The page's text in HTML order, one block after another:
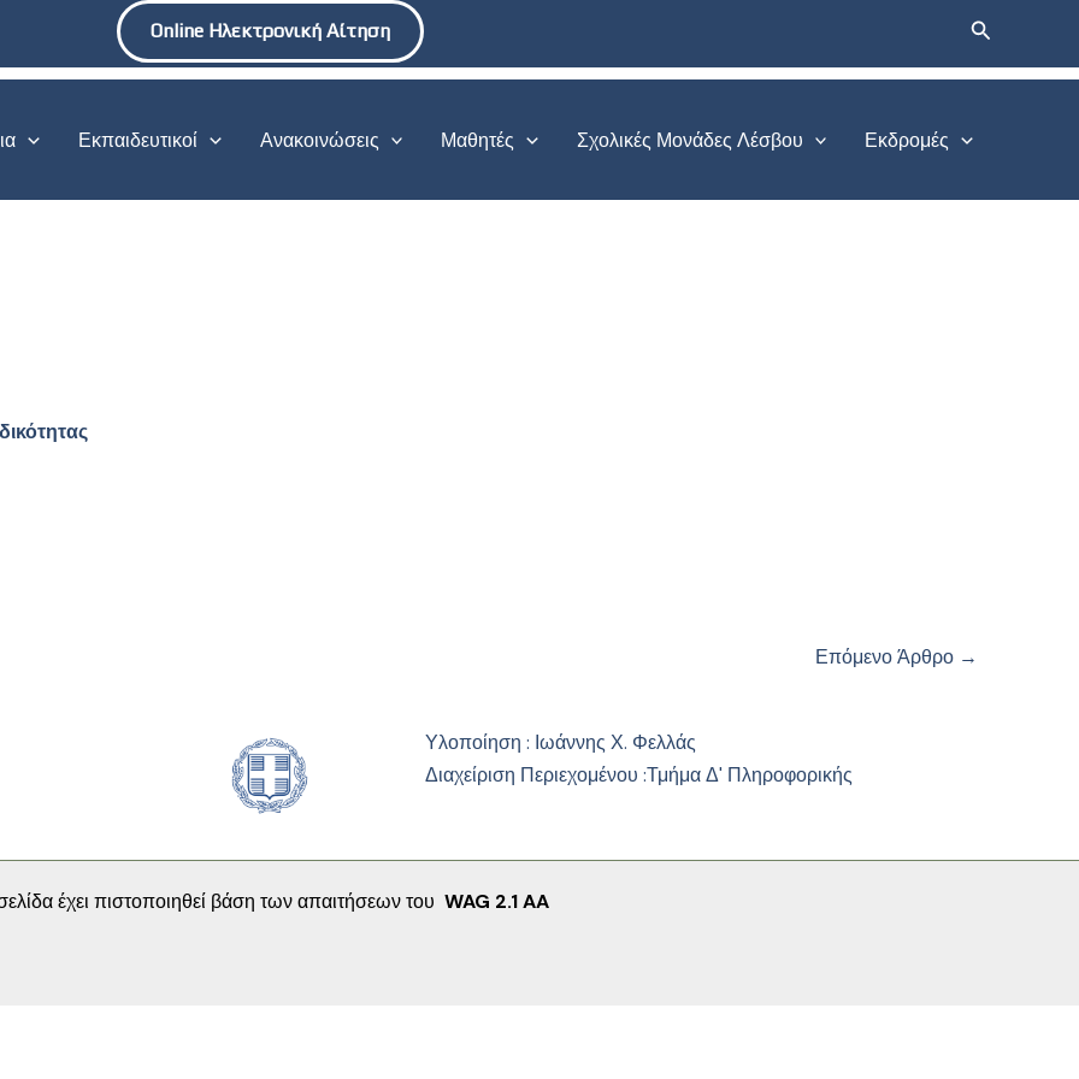
Online Ηλεκτρονική Αίτηση Αναζήτηση
Εκπαιδευτικοί Ανακοινώσεις Μαθητές Σχολικές Μονάδες Λέσβου Εκδρομές
Επόμενο Άρθρο →
Υλοποίηση : Ιωάννης Χ. Φελλάς
Διαχείριση Περιεχομένου :Τμήμα Δ' Πληροφορικής
έχει πιστοποιηθεί βάση των απαιτήσεων του WAG 2.1 AA